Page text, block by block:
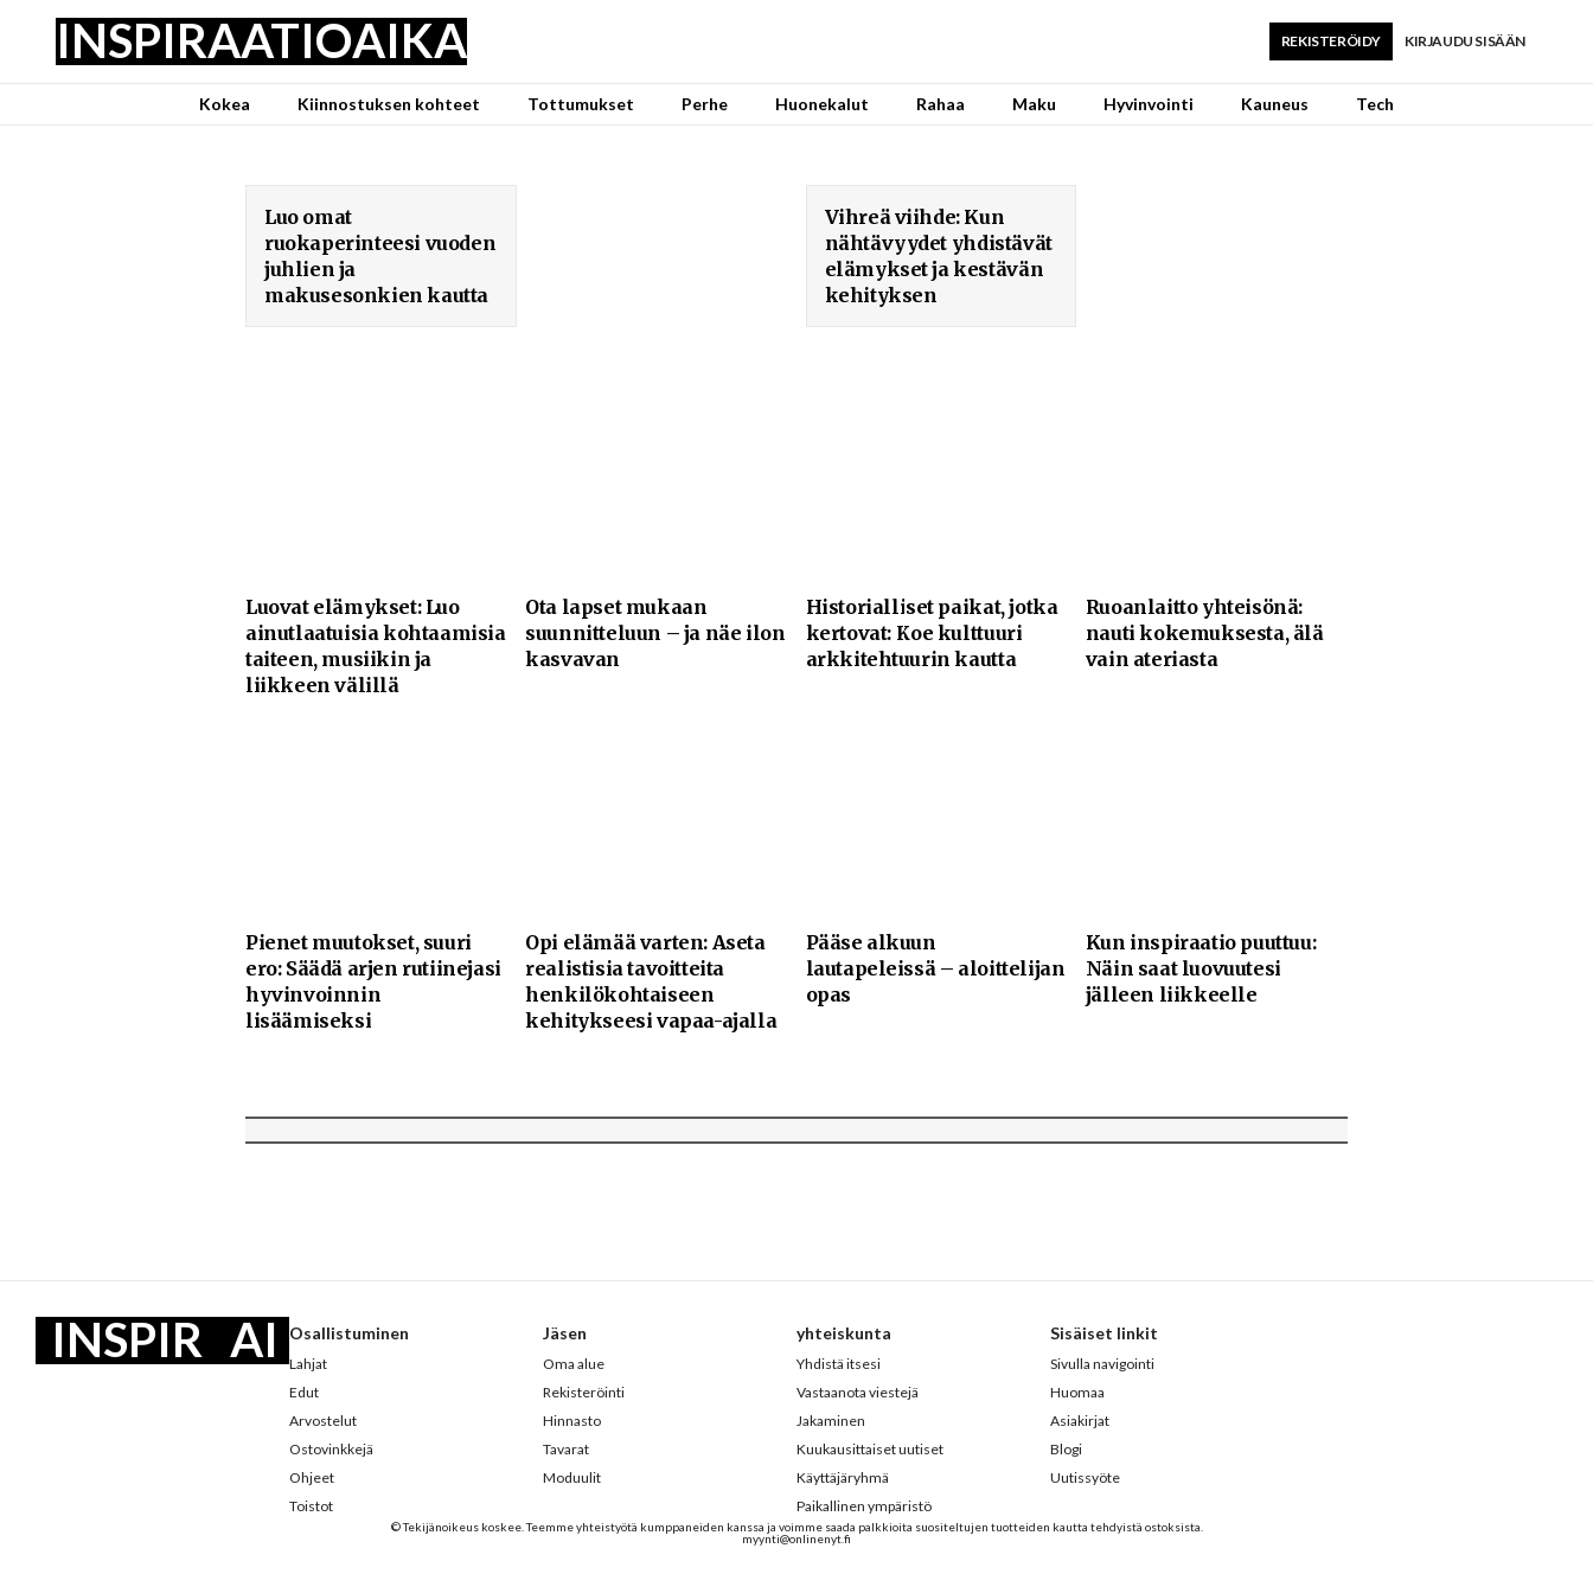
INSPIRAATIOAIKA KIRJAUDU SISÄÄN
REKISTERÖIDY
Kokea Kiinnostuksen kohteet Tottumukset Perhe Huonekalut Rahaa Maku Hyvinvointi Kauneus Tech
Luo omat
ruokaperinteesi vuoden
juhlien ja
makusesonkien kautta
Vihreä viihde: Kun
nähtävyydet yhdistävät
elämykset ja kestävän
kehityksen
Luovat elämykset: Luo
ainutlaatuisia kohtaamisia
taiteen, musiikin ja
liikkeen välillä
Ota lapset mukaan
suunnitteluun – ja näe ilon
kasvavan
Historialliset paikat, jotka
kertovat: Koe kulttuuri
arkkitehtuurin kautta
Ruoanlaitto yhteisönä:
nauti kokemuksesta, älä
vain ateriasta
Pienet muutokset, suuri
ero: Säädä arjen rutiinejasi
hyvinvoinnin
lisäämiseksi
Opi elämää varten: Aseta
realistisia tavoitteita
henkilökohtaiseen
kehitykseesi vapaa-ajalla
Pääse alkuun
lautapeleissä – aloittelijan
opas
Kun inspiraatio puuttuu:
Näin saat luovuutesi
jälleen liikkeelle
INSPIR
AATIO
AI
KA
© Tekijänoikeus koskee. Teemme yhteistyötä kumppaneiden kanssa ja voimme saada palkkioita suositeltujen tuotteiden kautta tehdyistä ostoksista.
Osallistuminen
Lahjat
Edut
Arvostelut
Ostovinkkejä
Ohjeet
Toistot
Jäsen
Oma alue
Rekisteröinti
Hinnasto
Tavarat
Moduulit
yhteiskunta
Yhdistä itsesi
Vastaanota viestejä
Jakaminen
Kuukausittaiset uutiset
Käyttäjäryhmä
Paikallinen ympäristö
Sisäiset linkit
Sivulla navigointi
Huomaa
Asiakirjat
Blogi
Uutissyöte
myynti@onlinenyt.fi